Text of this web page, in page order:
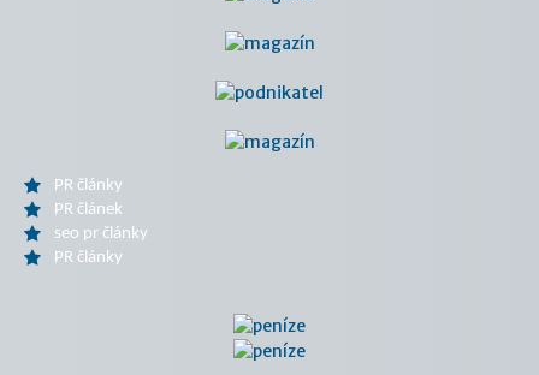
PR články
PR článek
seo pr články
PR články